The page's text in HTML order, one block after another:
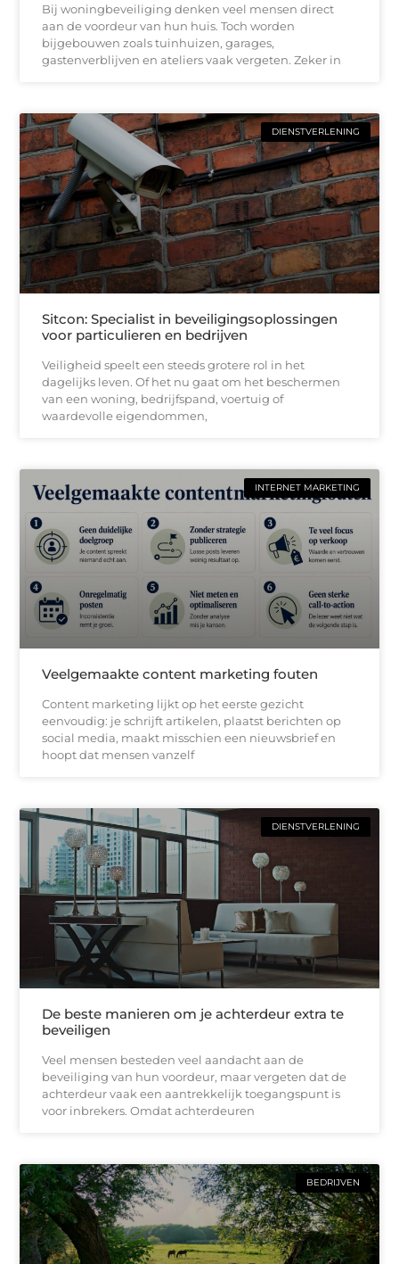
Bij woningbeveiliging denken veel mensen direct
aan de voordeur van hun huis. Toch worden
bijgebouwen zoals tuinhuizen, garages,
gastenverblijven en ateliers vaak vergeten. Zeker in
DIENSTVERLENING
Sitcon: Specialist in beveiligingsoplossingen
voor particulieren en bedrijven
Veiligheid speelt een steeds grotere rol in het
dagelijks leven. Of het nu gaat om het beschermen
van een woning, bedrijfspand, voertuig of
waardevolle eigendommen,
INTERNET MARKETING
Veelgemaakte content marketing fouten
Content marketing lijkt op het eerste gezicht
eenvoudig: je schrijft artikelen, plaatst berichten op
social media, maakt misschien een nieuwsbrief en
hoopt dat mensen vanzelf
DIENSTVERLENING
De beste manieren om je achterdeur extra te
beveiligen
Veel mensen besteden veel aandacht aan de
beveiliging van hun voordeur, maar vergeten dat de
achterdeur vaak een aantrekkelijk toegangspunt is
voor inbrekers. Omdat achterdeuren
BEDRIJVEN